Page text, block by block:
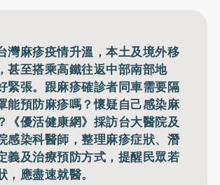
灣麻疹疫情升溫，本土及境外移
甚至搭乘高鐵往返中部南部地
緊張。跟麻疹確診者同車需要隔
能預防麻疹嗎？懷疑自己感染麻
《優活健康網》採訪台大醫院及
感染科醫師，整理麻疹症狀、潛
義及治療預防方式，提醒民眾若
，應盡速就醫。